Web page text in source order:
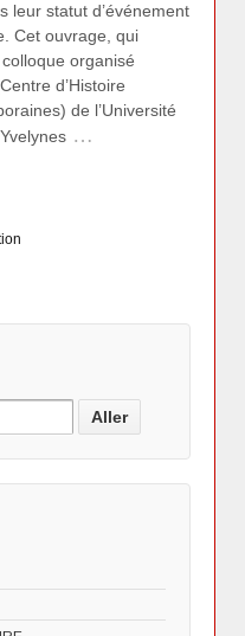
leur statut d’événement
Cet ouvrage, qui
organisé
d’Histoire
de l’Université
…